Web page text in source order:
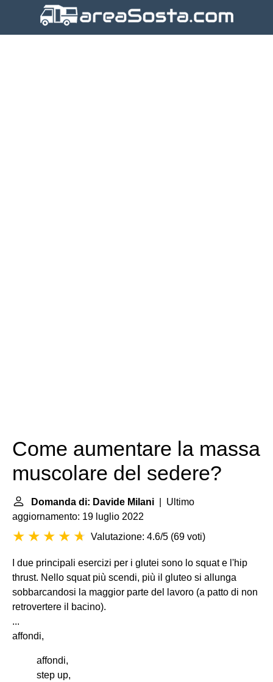
Come aumentare la massa
muscolare del sedere?
Domanda di: Davide Milani | Ultimo
aggiornamento: 19 luglio 2022
Valutazione: 4.6/5 (69 voti)
I due principali esercizi per i glutei sono lo squat e l'hip
thrust. Nello squat più scendi, più il gluteo si allunga
sobbarcandosi la maggior parte del lavoro (a patto di non
retrovertere il bacino).
...
affondi,
affondi,
step up,